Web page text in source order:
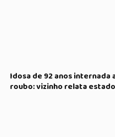
Idosa de 92 anos internada
roubo: vizinho relata